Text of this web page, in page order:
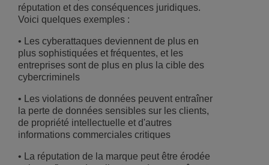
réputation et des conséquences juridiques.
Voici quelques exemples :
• Les cyberattaques deviennent de plus en
plus sophistiquées et fréquentes, et les
entreprises sont de plus en plus la cible des
cybercriminels
• Les violations de données peuvent entraîner
la perte de données sensibles sur les clients,
de propriété intellectuelle et d'autres
informations commerciales critiques
• La réputation de la marque peut être érodée